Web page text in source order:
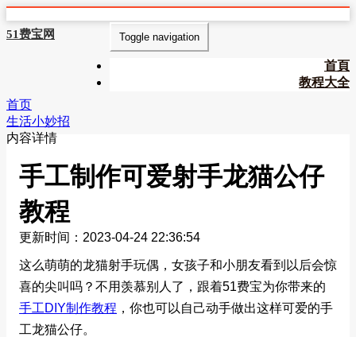
51费宝网 Toggle navigation
首頁
教程大全
首页
生活小妙招
内容详情
手工制作可爱射手龙猫公仔
教程
更新时间：2023-04-24 22:36:54
这么萌萌的龙猫射手玩偶，女孩子和小朋友看到以后会惊
喜的尖叫吗？不用羡慕别人了，跟着51费宝为你带来的
手工DIY制作教程 ，你也可以自己动手做出这样可爱的手
工龙猫公仔。